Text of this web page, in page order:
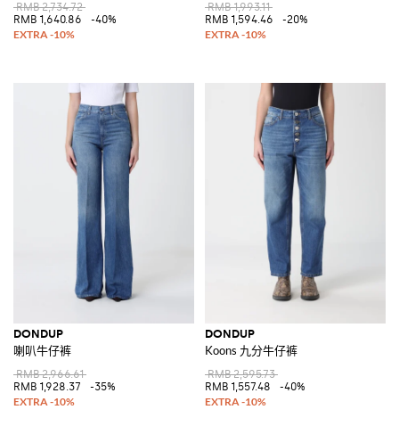
RMB 2,734.72
RMB 1,640.86
-40%
RMB 1,993.11
RMB 1,594.46
-20%
DONDUP
喇叭牛仔裤
RMB 2,966.61
RMB 1,928.37
-35%
DONDUP
Koons 九分牛仔裤
RMB 2,595.73
RMB 1,557.48
-40%